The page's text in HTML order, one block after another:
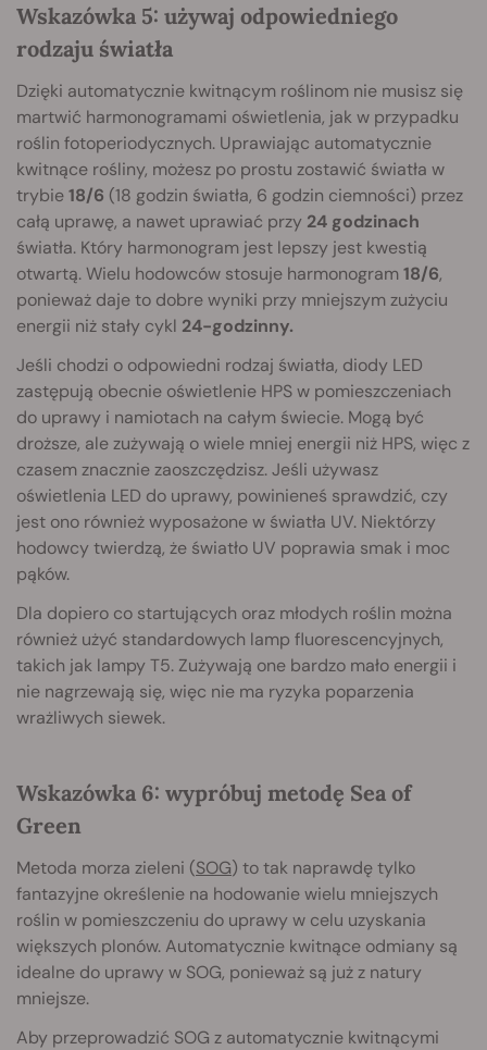
Wskazówka 5: używaj odpowiedniego
rodzaju światła
Dzięki automatycznie kwitnącym roślinom nie musisz się
martwić harmonogramami oświetlenia, jak w przypadku
roślin fotoperiodycznych. Uprawiając automatycznie
kwitnące rośliny, możesz po prostu zostawić światła w
trybie18/6 (18 godzin światła, 6 godzin ciemności) przez
całą uprawę, a nawet uprawiać przy 24 godzinach
światła. Który harmonogram jest lepszy jest kwestią
otwartą. Wielu hodowców stosuje harmonogram18/6,
ponieważ daje to dobre wyniki przy mniejszym zużyciu
energii niż stały cykl 24-godzinny.
Jeśli chodzi o odpowiedni rodzaj światła, diody LED
zastępują obecnie oświetlenie HPS w pomieszczeniach
do uprawy i namiotach na całym świecie. Mogą być
droższe, ale zużywają o wiele mniej energii niż HPS, więc z
czasem znacznie zaoszczędzisz. Jeśli używasz
oświetlenia LED do uprawy, powinieneś sprawdzić, czy
jest ono również wyposażone w światła UV. Niektórzy
hodowcy twierdzą, że światło UV poprawia smak i moc
pąków.
Dla dopiero co startujących oraz młodych roślin można
również użyć standardowych lamp fluorescencyjnych,
takich jak lampy T5. Zużywają one bardzo mało energii i
nie nagrzewają się, więc nie ma ryzyka poparzenia
wrażliwych siewek.
Wskazówka 6: wypróbuj metodę Sea of
Green
Metoda morza zieleni (SOG) to tak naprawdę tylko
fantazyjne określenie na hodowanie wielu mniejszych
roślin w pomieszczeniu do uprawy w celu uzyskania
większych plonów. Automatycznie kwitnące odmiany są
idealne do uprawy w SOG, ponieważ są już z natury
mniejsze.
Aby przeprowadzić SOG z automatycznie kwitnącymi